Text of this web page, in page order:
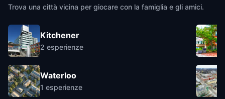
Trova una città vicina per giocare con la famiglia e gli amici.
Kitchener
2 esperienze
Waterloo
1 esperienze